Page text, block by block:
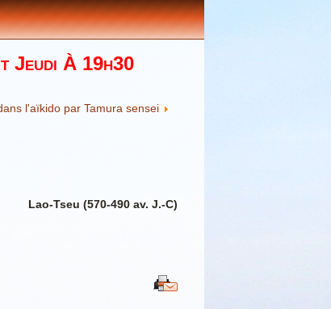
Jeudi À 19h30
l'aïkido par Tamura sensei
Lao-Tseu (570-490 av. J.-C)